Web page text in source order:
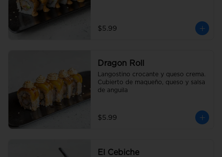
$5.99
Dragon Roll
Langostino crocante y queso crema.
Cubierto de maqueño, queso y salsa
de anguila
$5.99
El Cebiche